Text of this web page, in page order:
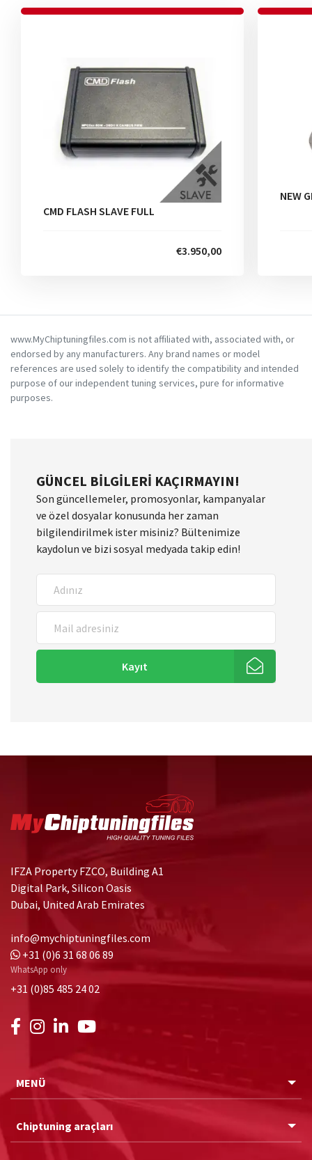
CMD FLASH SLAVE FULL
€3.950,00
NEW
www.MyChiptuningfiles.com is not affiliated with, associated with, or
endorsed by any manufacturers. Any brand names or model
references are used solely to identify the compatibility and intended
purpose of our independent tuning services, pure for informative
purposes.
GÜNCEL BILGILERI KAÇIRMAYIN!
Son güncellemeler, promosyonlar, kampanyalar
ve özel dosyalar konusunda her zaman
bilgilendirilmek ister misiniz? Bültenimize
kaydolun ve bizi sosyal medyada takip edin!
Kayıt
IFZA Property FZCO, Building A1
Digital Park, Silicon Oasis
Dubai, United Arab Emirates
info@mychiptuningfiles.com
+31 (0)6 31 68 06 89
WhatsApp only
+31 (0)85 485 24 02
MENÜ
Chiptuning araçları